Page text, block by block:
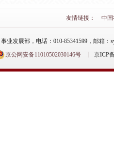
友情链接： 中
业发展部，电话：010-85341599，邮箱：
京公网安备11010502030146号
京ICP